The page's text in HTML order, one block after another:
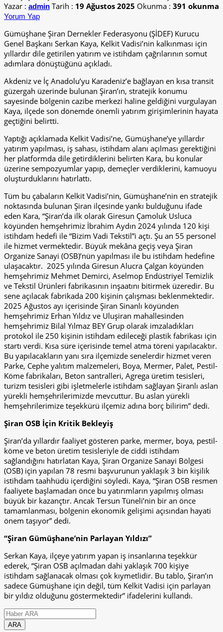
Yazar : admin Tarih : 19 Ağustos 2025 Okunma : 391 okunma
Yorum Yap
Gümüşhane Şiran Dernekler Federasyonu (ŞİDEF) Kurucu
Genel Başkanı Serkan Kaya, Kelkit Vadisi’nin kalkınması için
yıllardır dile getirilen yatırım ve istihdam çağrılarının somut
adımlara dönüştüğünü açıkladı.
Akdeniz ve İç Anadolu’yu Karadeniz’e bağlayan en kısa transit
güzergah üzerinde bulunan Şiran’ın, stratejik konumu
sayesinde bölgenin cazibe merkezi haline geldiğini vurgulayan
Kaya, ilçede son dönemde önemli yatırım girişimlerinin hayata
geçtiğini belirtti.
Yaptığı açıklamada Kelkit Vadisi’ne, Gümüşhane’ye yıllardır
yatırım yapılması, iş sahası, istihdam alanı açılması gerektiğini
her platformda dile getirdiklerini belirten Kara, bu konular
üzerine sempozyumlar yapıp, demeçler verdiklerini, kamuoyu
oluşturduklarını hatırlattı.
Tüm bu çabaların Kelkit Vadisi’nin, Gümüşhane’nin en stratejik
noktasında bulunan Şiran ilçesinde yankı bulduğunu ifade
eden Kara, “Şiran’da ilk olarak Giresun Çamoluk Usluca
köyünden hemşehrimiz İbrahim Aydın 2024 yılında 120 kişi
istihdam hedefi ile “Bizim Vadi Tekstil”i açtı. Şu an 55 personel
ile hizmet vermektedir. Büyük mekâna geçiş veya Şiran
Organize Sanayi (OSB)’nün yapılması ile bu istihdam hedefine
ulaşacaktır. 2025 yılında Giresun Alucra Çalgan köyünden
hemşehrimiz Mehmet Demirci, Aselmop Endüstriyel Temizlik
ve Tekstil Ürünleri fabrikasının inşaatını bitirmek üzeredir. Bu
sene açılacak fabrikada 200 kişinin çalışması beklenmektedir.
2025 Ağustos ayı içerisinde Şiran Sinanlı köyünden
hemşehrimiz Erhan Yıldız ve Uluşiran mahallesinden
hemşehrimiz Bilal Yılmaz BEY Grup olarak imzaladıkları
protokol ile 250 kişinin istihdam edileceği plastik fabrikası için
startı verdi. Kısa süre içerisinde temel atma töreni yapılacaktır.
Bu yapılacakların yanı sıra ilçemizde senelerdir hizmet veren
Parke, Cephe yalıtım malzemeleri, Boya, Mermer, Palet, Pestil-
Köme fabrikaları, Beton santralleri, Agrega üretim tesisleri,
turizm tesisleri gibi işletmelerle istihdam sağlayan Şiranlı aslan
yürekli hemşehrilerimizde mevcuttur. Bu aslan yürekli
hemşehrilerimize teşekkürü ilçemiz adına borç bilirim” dedi.
Şiran OSB İçin Kritik Bekleyiş
Şiran’da yıllardır faaliyet gösteren parke, mermer, boya, pestil-
köme ve beton üretim tesisleriyle de ciddi istihdam
sağlandığını hatırlatan Kaya, Şiran Organize Sanayi Bölgesi
(OSB) için yapılan 78 resmi başvurunun yaklaşık 3 bin kişilik
istihdam taahhüdü içerdiğini söyledi. Kaya, “Şiran OSB resmen
faaliyete başlamadan önce bu yatırımların yapılmış olması
büyük bir kazançtır. Ancak Tersun Tüneli’nin bir an önce
tamamlanması, bölgenin ekonomik gelişimi açısından hayati
önem taşıyor” dedi.
“Şiran Gümüşhane’nin Parlayan Yıldızı”
Serkan Kaya, ilçeye yatırım yapan iş insanlarına teşekkür
ederek, “Şiran OSB açılmadan dahi yaklaşık 700 kişiye
istihdam sağlanacak olması çok kıymetlidir. Bu tablo, Şiran’ın
sadece Gümüşhane için değil, tüm Kelkit Vadisi için parlayan
bir yıldız olduğunu göstermektedir” ifadelerini kullandı.